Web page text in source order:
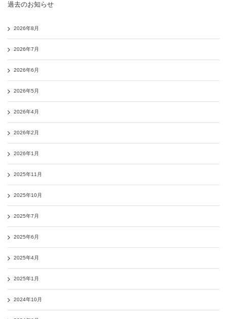
過去のお知らせ
2026年8月
2026年7月
2026年6月
2026年5月
2026年4月
2026年2月
2026年1月
2025年11月
2025年10月
2025年7月
2025年6月
2025年4月
2025年1月
2024年10月